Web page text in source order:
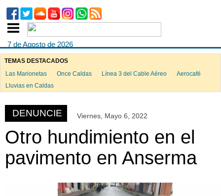
7 de Agosto de 2026
TEMAS DESTACADOS
Las Marionetas
Once Caldas Línea 3 del Cable Aéreo
Aerocafé
Lluvias en Caldas
DENUNCIE Viernes, Mayo 6, 2022
Otro hundimiento en el
pavimento en Anserma